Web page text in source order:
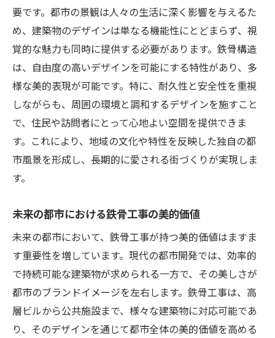
要です。都市の景観は人々の生活に深く影響を与えるた
め、建築物のデザインは単なる機能性にとどまらず、視
覚的な魅力も同時に提供する必要があります。鉄骨構造
は、自由度の高いデザインを可能にする特性があり、多
様な美的表現が可能です。特に、耐久性と安全性を重視
しながらも、周囲の環境と調和するデザインを施すこと
で、住民や訪問者にとって心地よい空間を提供できま
す。これにより、地域の文化や特性を反映した独自の都
市風景を形成し、長期的に愛される街づくりが実現しま
す。
未来の都市における鉄骨工事の美的価値
未来の都市において、鉄骨工事が持つ美的価値はますま
す重要性を増しています。現代の都市開発では、効率的
で持続可能な建築物が求められる一方で、その美しさが
都市のブランドイメージを左右します。鉄骨工事は、高
層ビルから公共施設まで、様々な建築物に対応可能であ
り、そのデザインを通じて都市全体の美的価値を高める